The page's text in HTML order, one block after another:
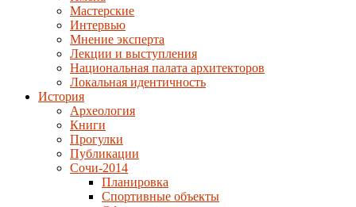
Мастерские
Интервью
Мнение эксперта
Лекции и выступления
Национальная палата архитекторов
Локальная идентичность
История
Археология
Книги
Прогулки
Публикации
Сочи-2014
Планировка
Спортивные объекты